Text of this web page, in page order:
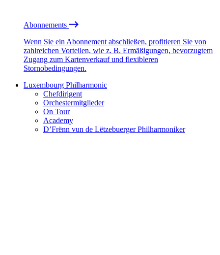
Abonnements
Wenn Sie ein Abonnement abschließen, profitieren Sie von
zahlreichen Vorteilen, wie z. B. Ermäßigungen, bevorzugtem
Zugang zum Kartenverkauf und flexibleren
Stornobedingungen.
Luxembourg Philharmonic
Chefdirigent
Orchestermitglieder
On Tour
Academy
D’Frënn vun de Lëtzebuerger Philharmoniker